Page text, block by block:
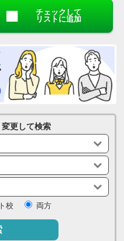
チェックして
リストに追加
更して検索
校 両方